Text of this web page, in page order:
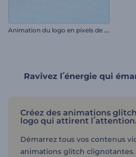
A
nimation du logo en pixels de glitch
Ravivez l՛énergie qui
Créez des animations
logo qui attirent l՛attention.
Démarrez tous vos contenus
animations glitch clignotantes.